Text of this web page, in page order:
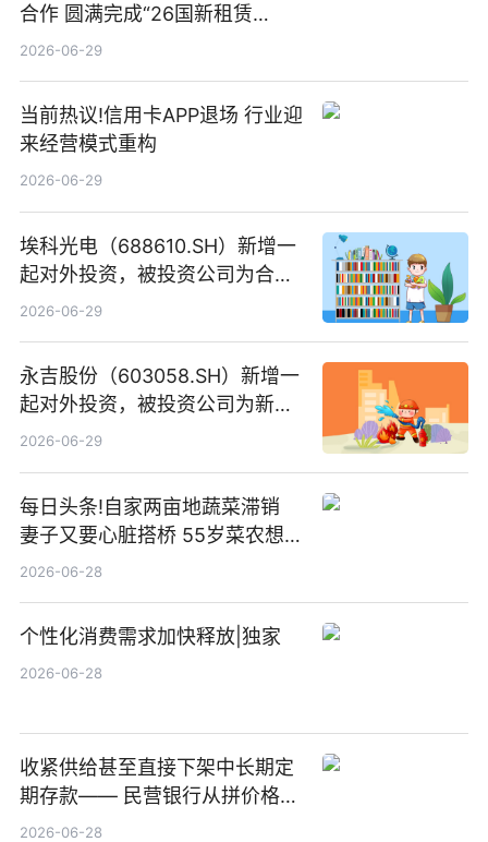
合作 圆满完成“26国新租赁
SCP003”发行_焦点精选
2026-06-29
当前热议!信用卡APP退场 行业迎
来经营模式重构
2026-06-29
埃科光电（688610.SH）新增一
起对外投资，被投资公司为合肥
元随信息技术有限公司
2026-06-29
永吉股份（603058.SH）新增一
起对外投资，被投资公司为新绘
纪（重庆）科技有限公司
2026-06-29
每日头条!自家两亩地蔬菜滞销
妻子又要心脏搭桥 55岁菜农想
多卖点菜筹治病钱
2026-06-28
个性化消费需求加快释放|独家
2026-06-28
收紧供给甚至直接下架中长期定
期存款—— 民营银行从拼价格转
向拼服务
2026-06-28